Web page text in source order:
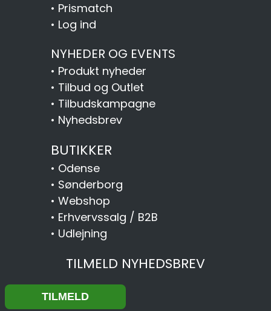
• Prismatch
• Log ind
NYHEDER OG EVENTS
• Produkt nyheder
• Tilbud og Outlet
• Tilbudskampagne
• Nyhedsbrev
BUTIKKER
• Odense
• Sønderborg
• Webshop
• Erhvervssalg / B2B
• Udlejning
TILMELD NYHEDSBREV